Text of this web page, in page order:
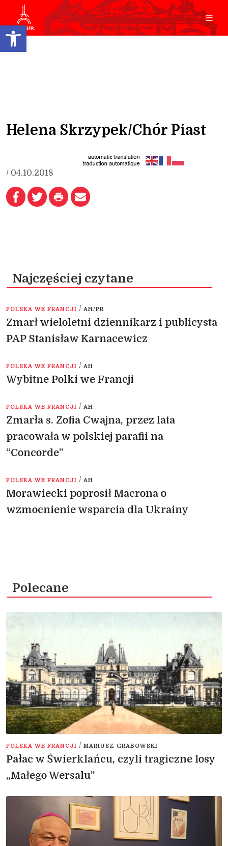
Open toolbar
Helena Skrzypek/Chór Piast
/ 04.10.2018
Najczęściej czytane
POLSKA WE FRANCJI / AH/PR
Zmarł wieloletni dziennikarz i publicysta
PAP Stanisław Karnacewicz
POLSKA WE FRANCJI / AH
Wybitne Polki we Francji
POLSKA WE FRANCJI / AH
Zmarła s. Zofia Cwajna, przez lata
pracowała w polskiej parafii na
“Concorde”
POLSKA WE FRANCJI / AH
Morawiecki poprosił Macrona o
wzmocnienie wsparcia dla Ukrainy
Polecane
POLSKA WE FRANCJI / MARIUSZ GRABOWSKI
Pałac w Świerklańcu, czyli tragiczne losy
„Małego Wersalu”